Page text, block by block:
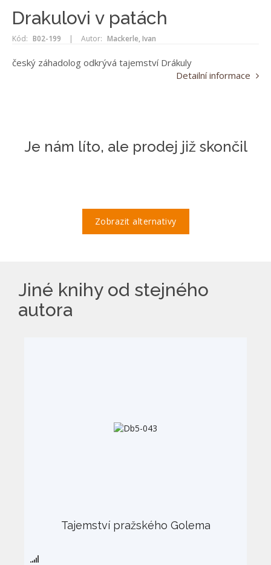
Drakulovi v patách
Kód: B02-199 | Autor: Mackerle, Ivan
český záhadolog odkrývá tajemství Drákuly
Detailní informace
Je nám líto, ale prodej již skončil
Zobrazit alternativy
Jiné knihy od stejného
autora
Tajemství pražského Golema